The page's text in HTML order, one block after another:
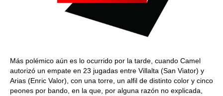
Más polémico aún es lo ocurrido por la tarde, cuando Camel
autorizó un empate en 23 jugadas entre Villalta (San Viator) y
Arias (Enric Valor), con una torre, un alfil de distinto color y cinco
peones por bando, en la que, por alguna razón no explicada,